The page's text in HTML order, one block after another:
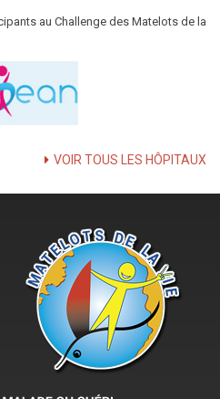
au Challenge des Matelots de la
VOIR TOUS LES HÔPITAUX